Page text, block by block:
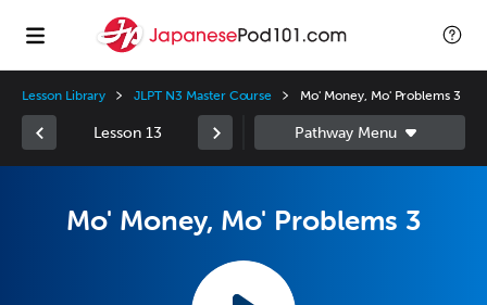
Lesson Library JLPT N3 Master Course Mo' Money, Mo' Problems 3
Lesson 13
Mo' Money, Mo' Problems 3